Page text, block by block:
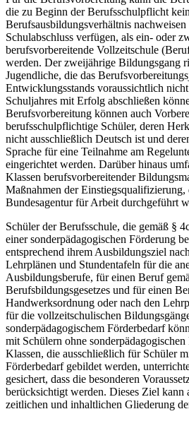
die zu Beginn der Berufsschulpflicht kein
Berufsausbildungsverhältnis
Schulabschluss verfügen, als ein- oder
berufsvorbereitende Vollzeitschule
werden. Der zweijährige Bildungsgang
Jugendliche, die das
Entwicklungsstands voraussichtlich
Schuljahres mit Erfolg abschließen
Berufsvorbereitung können auch
berufsschulpflichtige Schüler, deren
nicht ausschließlich Deutsch ist und
Sprache für eine Teilnahme am
eingerichtet werden. Darüber hinaus
Klassen berufsvorbereitender
Maßnahmen der
Bundesagentur für Arbeit durchgeführt
Schüler der Berufsschule, die gemäß §
einer sonderpädagogischen Förderung
entsprechend ihrem Ausbildungsziel
Lehrplänen und Stundentafeln für die
Ausbildungsberufe, für einen Beruf
Berufsbildungsgesetzes und für einen
Handwerksordnung oder nach den
für die vollzeitschulischen
sonderpädagogischem Förderbedarf
mit Schülern ohne
Klassen, die ausschließlich für Schüler
Förderbedarf gebildet werden,
gesichert, dass die besonderen
berücksichtigt werden. Dieses Ziel kann
zeitlichen und inhaltlichen Gliederung